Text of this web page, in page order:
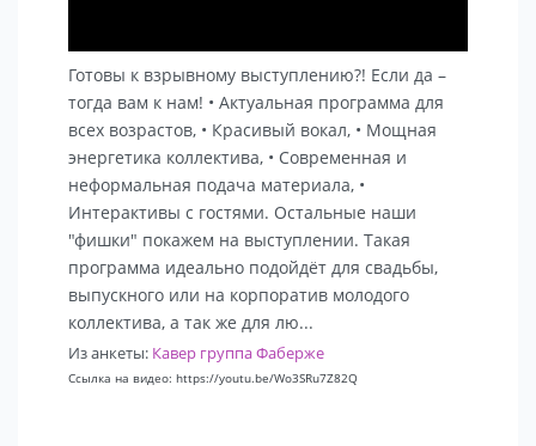
Готовы к взрывному выступлению?! Если да –
тогда вам к нам! • Актуальная программа для
всех возрастов, • Красивый вокал, • Мощная
энергетика коллектива, • Современная и
неформальная подача материала, •
Интерактивы с гостями. Остальные наши
"фишки" покажем на выступлении. Такая
программа идеально подойдёт для свадьбы,
выпускного или на корпоратив молодого
коллектива, а так же для лю...
Из анкеты: Кавер группа Фаберже
Ссылка на видео: https://youtu.be/Wo3SRu7Z82Q